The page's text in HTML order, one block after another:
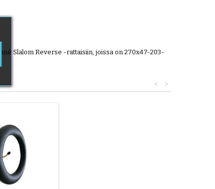
Slalom Reverse -rattaisiin, joissa on 270x47-203-
>
<